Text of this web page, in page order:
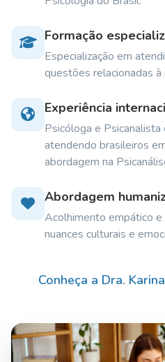
Formação
Especialização em
questões relacionadas à
Experiência
Psicóloga e
atendendo brasileiros
abordagem na
Abordagem
Acolhimento empático
nuances culturais e
Conheça a Dra.